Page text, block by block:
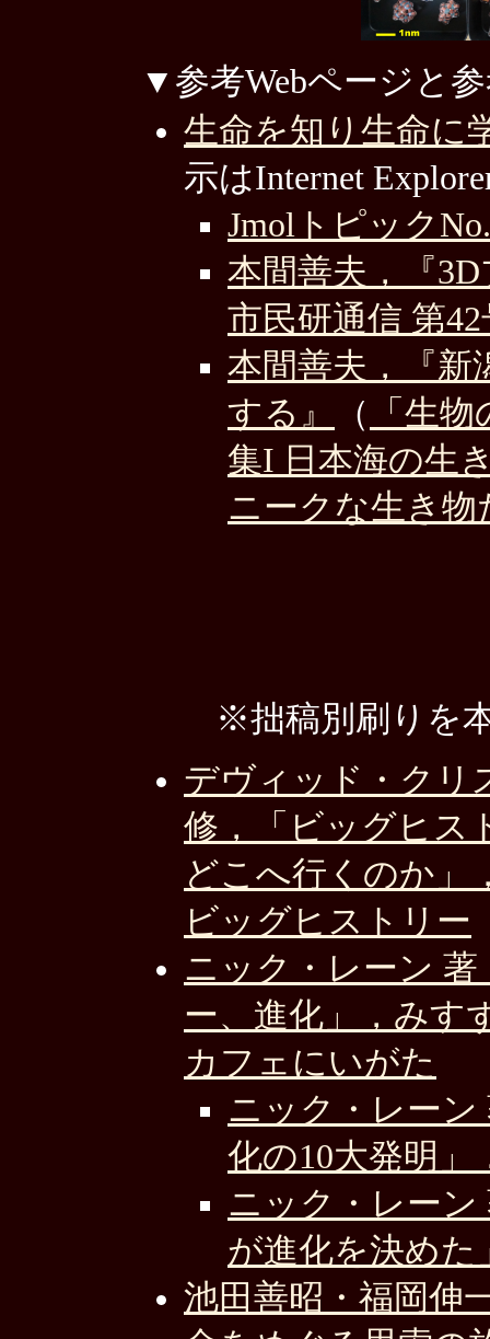
▼参考Webページと
生命を知り生命に
示はInternet
Jmolトピック
本間善夫，『
市民研通信 第42
本間善夫，『新
する』
（
「生
集I 日本海の生
ニークな生き物
※拙稿別刷りを
デヴィッド・クリ
修，「ビッグヒス
どこへ行くのか」
ビッグヒストリー
ニック・レーン
ー、進化」，みす
カフェにいがた
ニック・レー
化の10大発明」
ニック・レー
が進化を決めた
池田善昭・福岡伸